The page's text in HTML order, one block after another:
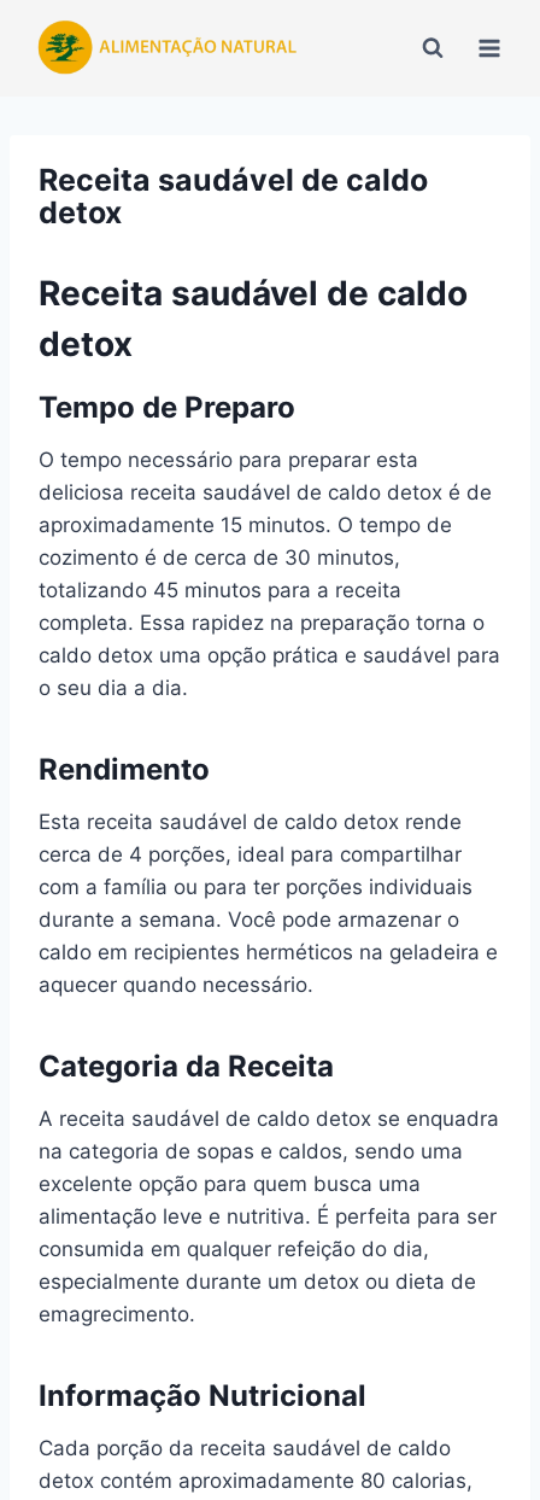
para
Receita saudável de caldo
detox
Receita saudável de caldo
detox
Tempo de Preparo
O tempo necessário para preparar esta
deliciosa receita saudável de caldo detox é de
aproximadamente 15 minutos. O tempo de
cozimento é de cerca de 30 minutos,
totalizando 45 minutos para a receita
completa. Essa rapidez na preparação torna o
caldo detox uma opção prática e saudável para
o seu dia a dia.
Rendimento
Esta receita saudável de caldo detox rende
cerca de 4 porções, ideal para compartilhar
com a família ou para ter porções individuais
durante a semana. Você pode armazenar o
caldo em recipientes herméticos na geladeira e
aquecer quando necessário.
Categoria da Receita
A receita saudável de caldo detox se enquadra
na categoria de sopas e caldos, sendo uma
excelente opção para quem busca uma
alimentação leve e nutritiva. É perfeita para ser
consumida em qualquer refeição do dia,
especialmente durante um detox ou dieta de
emagrecimento.
Informação Nutricional
Cada porção da receita saudável de caldo
detox contém aproximadamente 80 calorias,